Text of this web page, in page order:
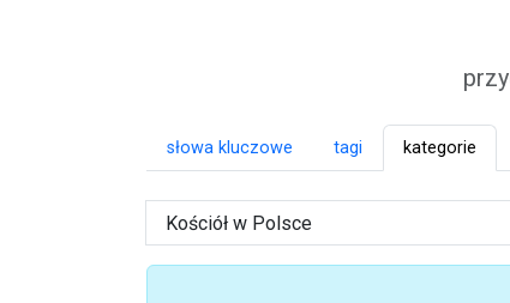
słowa kluczowe tagi kategorie